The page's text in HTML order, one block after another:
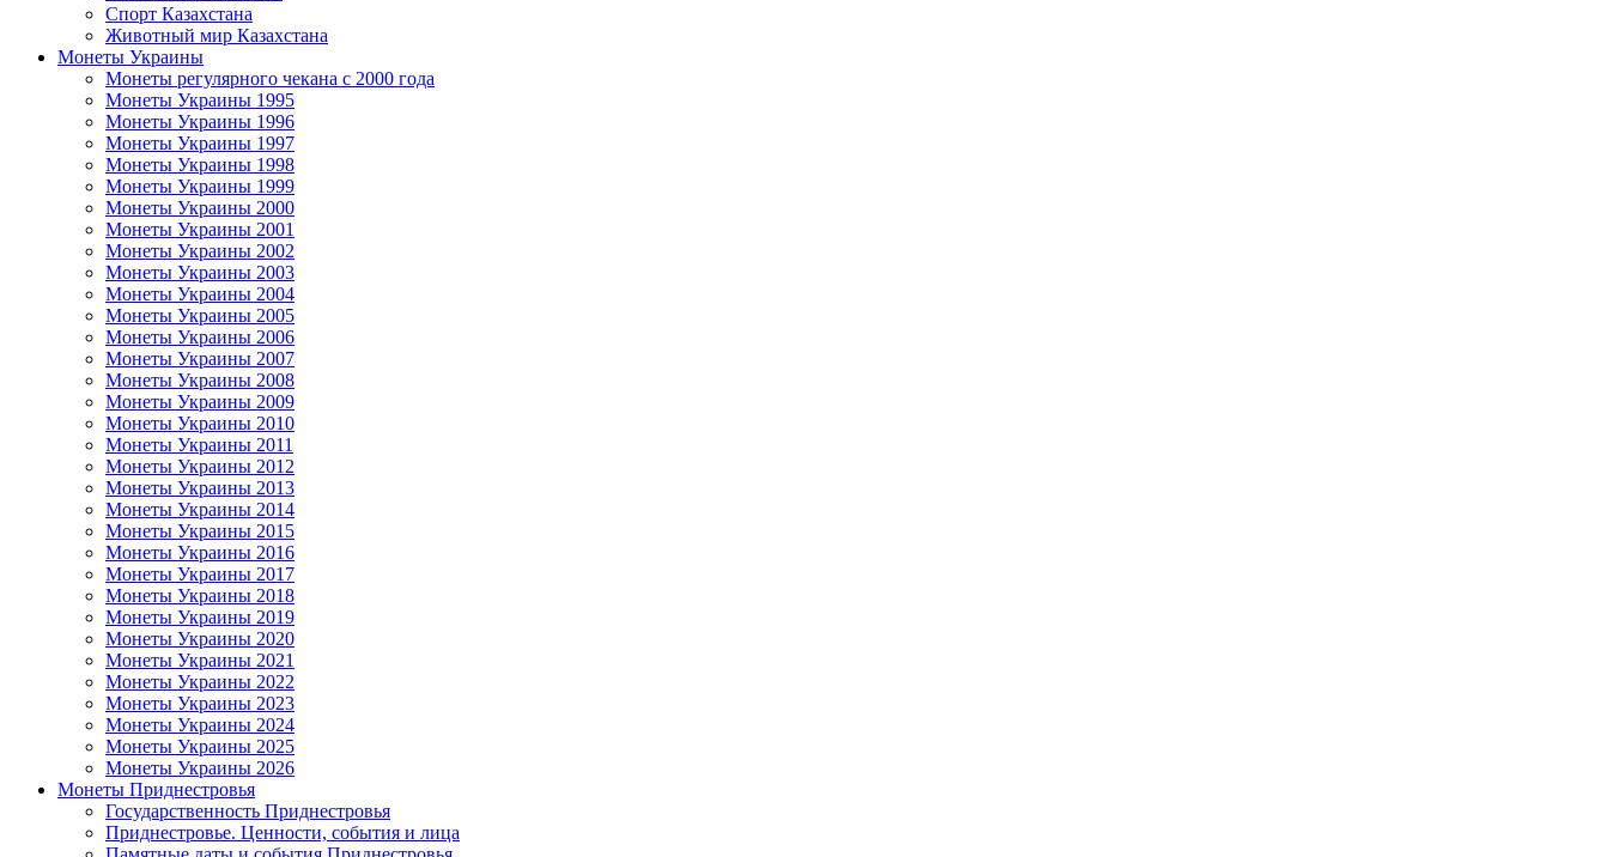
Спорт Казахстана
Животный мир Казахстана
Монеты Украины
Монеты регулярного чекана с 2000 года
Монеты Украины 1995
Монеты Украины 1996
Монеты Украины 1997
Монеты Украины 1998
Монеты Украины 1999
Монеты Украины 2000
Монеты Украины 2001
Монеты Украины 2002
Монеты Украины 2003
Монеты Украины 2004
Монеты Украины 2005
Монеты Украины 2006
Монеты Украины 2007
Монеты Украины 2008
Монеты Украины 2009
Монеты Украины 2010
Монеты Украины 2011
Монеты Украины 2012
Монеты Украины 2013
Монеты Украины 2014
Монеты Украины 2015
Монеты Украины 2016
Монеты Украины 2017
Монеты Украины 2018
Монеты Украины 2019
Монеты Украины 2020
Монеты Украины 2021
Монеты Украины 2022
Монеты Украины 2023
Монеты Украины 2024
Монеты Украины 2025
Монеты Украины 2026
Монеты Приднестровья
Государственность Приднестровья
Приднестровье. Ценности, события и лица